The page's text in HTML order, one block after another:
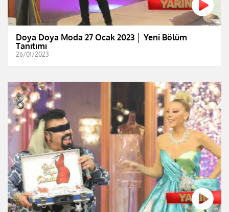
Doya Doya Moda 27 Ocak 2023 │ Yeni Bölüm
Tanıtımı
26/01/2023